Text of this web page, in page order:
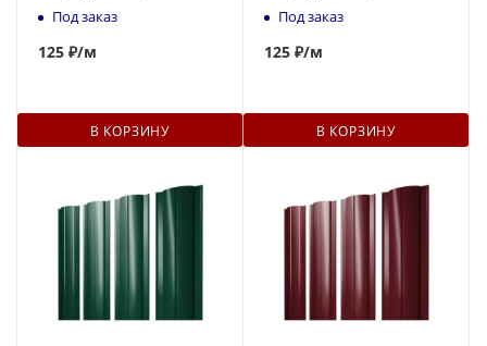
коричневый RAL 8017 1м
Под заказ
125 ₽/м
В КОРЗИНУ
серый RAL 7024 1м
Под заказ
125 ₽/м
В КОРЗИНУ